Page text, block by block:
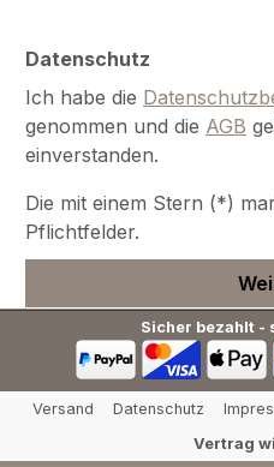
Datenschutz
Ich habe die
genommen und die AGB
einverstanden.
Die mit einem Stern (*)
Pflichtfelder.
Sicher bezahlt -
Versand Datenschutz
Vertrag